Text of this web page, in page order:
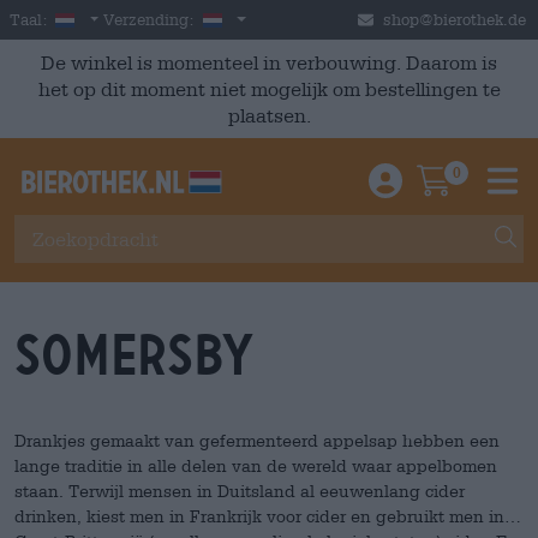
Skip to main content
Taal: Dutch
Verzending: Nederland shop@bierothek.de
De winkel is momenteel in verbouwing. Daarom is
het op dit moment niet mogelijk om bestellingen te
plaatsen.
Einloggen /
0
Somersby
Drankjes gemaakt van gefermenteerd appelsap hebben een
lange traditie in alle delen van de wereld waar appelbomen
staan. Terwijl mensen in Duitsland al eeuwenlang cider
drinken, kiest men in Frankrijk voor cider en gebruikt men in